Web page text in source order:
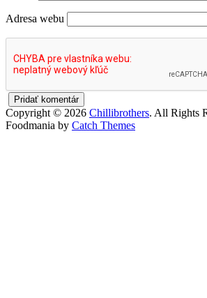
Adresa webu
Copyright © 2026 Chillibrothers. All Rights
Foodmania by Catch Themes